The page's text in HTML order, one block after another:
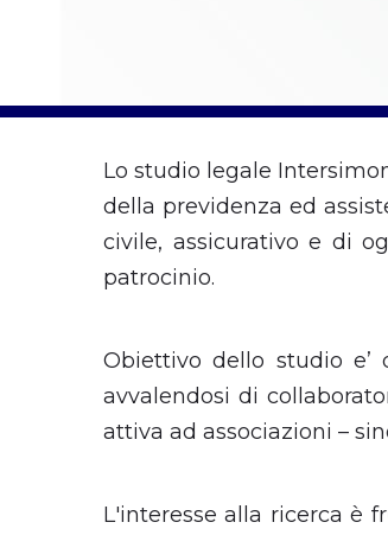
Lo studio legale
della previdenza ed
civile, assicurativo e di
patrocinio.
Obiettivo dello studio e’
avvalendosi di
attiva ad associazioni –
L'interesse alla ricerca è